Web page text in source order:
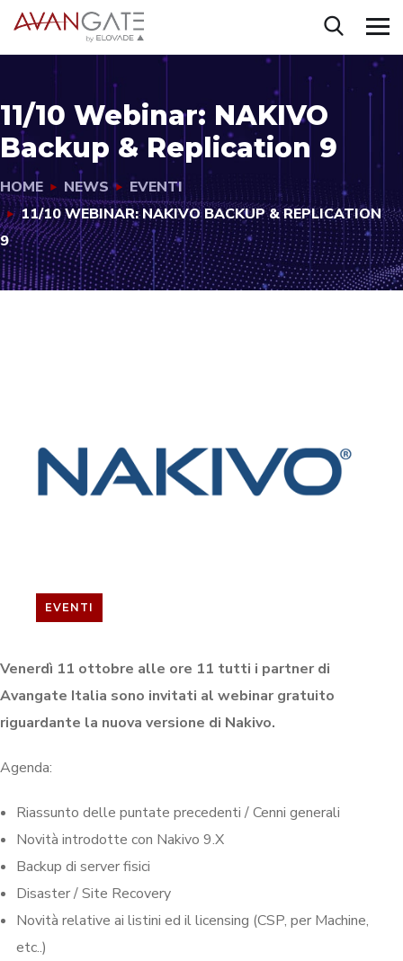
11/10 Webinar: NAKIVO
Backup & Replication 9
HOME NEWS
EVENTI
11/10 WEBINAR: NAKIVO BACKUP & REPLICATION
9
EVENTI
Venerdì 11 ottobre alle ore 11 tutti i partner di
Avangate Italia sono invitati al webinar gratuito
riguardante la nuova versione di Nakivo.
Agenda:
Riassunto delle puntate precedenti / Cenni generali
Novità introdotte con Nakivo 9.X
Backup di server fisici
Disaster / Site Recovery
Novità relative ai listini ed il licensing (CSP, per Machine,
etc..)